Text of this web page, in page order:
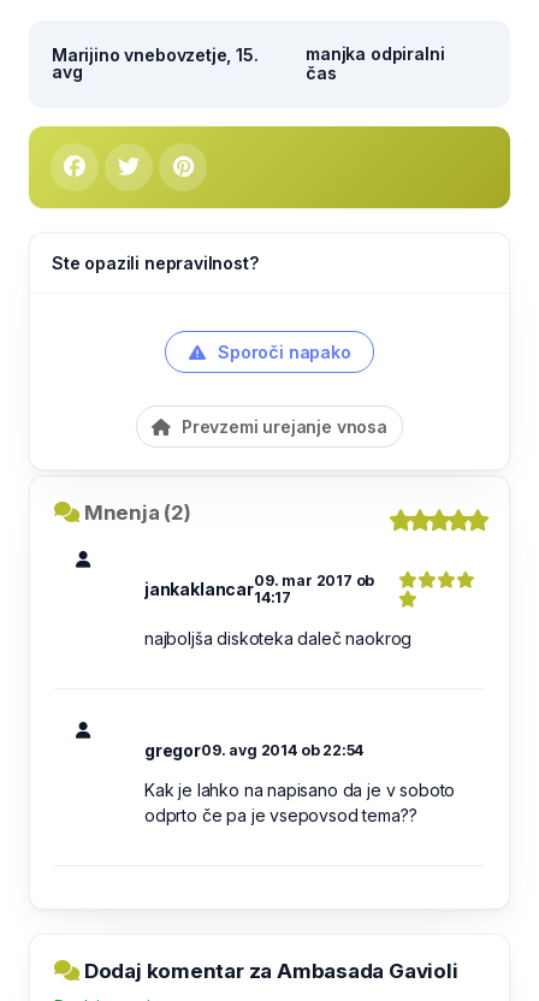
Marijino vnebovzetje, 15.
avg
manjka odpiralni
čas
Ste opazili nepravilnost?
Sporoči napako
Prevzemi urejanje vnosa
Mnenja (2)
jankaklancar09. mar 2017 ob
14:17
najboljša diskoteka daleč naokrog
gregor09. avg 2014 ob 22:54
Kak je lahko na napisano da je v soboto
odprto če pa je vsepovsod tema??
Dodaj komentar za Ambasada Gavioli